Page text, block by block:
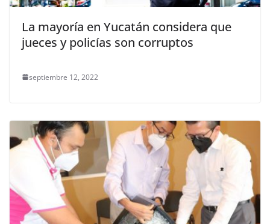
La mayoría en Yucatán considera que
jueces y policías son corruptos
septiembre 12, 2022